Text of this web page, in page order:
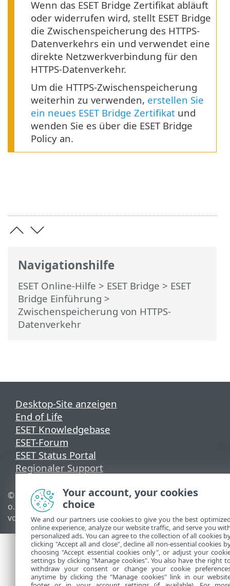
Navigationshilfe
ESET Online-Hilfe > ESET Bridge > ESET
Bridge Einführung >
Zwischenspeicherung von HTTPS-
Datenverkehr
Wenn das ESET Bridge Zertifikat abläuft
oder widerrufen wird, stellt ESET Bridge
die Zwischenspeicherung des HTTPS-
Datenverkehrs ein und verwendet eine
direkte Netzwerkverbindung für den
HTTPS-Datenverkehr.
Um die HTTPS-Zwischenspeicherung
weiterhin zu verwenden, erstellen Sie
ein neues ESET Bridge Zertifikat und
wenden Sie es über die ESET Bridge
Policy an.
Desktop-Site anzeigen
End of Life
ESET Knowledgebase
ESET-Forum
ESET Status Portal
Regionaler Support
© 1992 - 2026 ESET, spol. s r.
o. - Alle Rechte
vorbehalten.
Cookies verwalten
Your account, your cookies
choice
We and our partners use cookies to give you the best
online experience, analyze our website traffic, and serve you
personalized ads. You can agree to the collection of all cookies
clicking "Accept all and close", decline all non-essential cookies
choosing "Accept essential cookies only", or adjust your
settings by clicking "Manage cookies". You also have the right
withdraw your consent or change your cookie
anytime by clicking the "Manage cookies" link in our